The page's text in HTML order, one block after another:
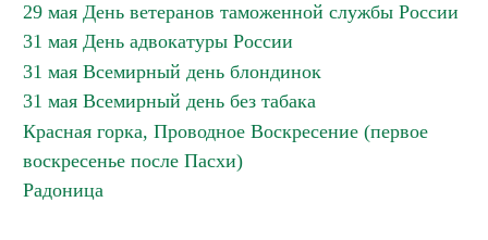
29 мая День ветеранов таможенной службы России
31 мая День адвокатуры России
31 мая Всемирный день блондинок
31 мая Всемирный день без табака
Красная горка, Проводное Воскресение (первое
воскресенье после Пасхи)
Радоница